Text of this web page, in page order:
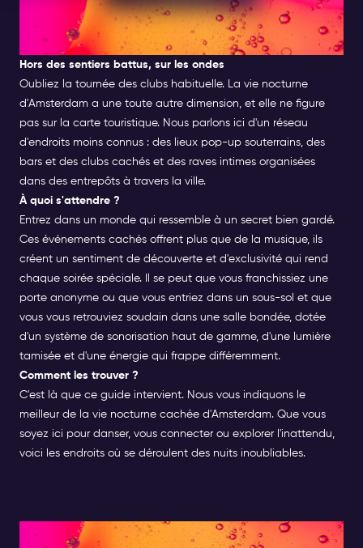
Quelle est la vie nocturne
cachée d'Amsterdam ?
Hors des sentiers battus, sur les ondes
Oubliez la tournée des clubs habituelle. La vie nocturne
d'Amsterdam a une toute autre dimension, et elle ne figure
pas sur la carte touristique. Nous parlons ici d'un réseau
d'endroits moins connus : des lieux pop-up souterrains, des
bars et des clubs cachés et des raves intimes organisées
dans des entrepôts à travers la ville.
À quoi s'attendre ?
Entrez dans un monde qui ressemble à un secret bien gardé.
Ces événements cachés offrent plus que de la musique, ils
créent un sentiment de découverte et d'exclusivité qui rend
chaque soirée spéciale. Il se peut que vous franchissiez une
porte anonyme ou que vous entriez dans un sous-sol et que
vous vous retrouviez soudain dans une salle bondée, dotée
d'un système de sonorisation haut de gamme, d'une lumière
tamisée et d'une énergie qui frappe différemment.
Comment les trouver ?
C'est là que ce guide intervient. Nous vous indiquons le
meilleur de la vie nocturne cachée d'Amsterdam. Que vous
soyez ici pour danser, vous connecter ou explorer l'inattendu,
voici les endroits où se déroulent des nuits inoubliables.
Bars cachés